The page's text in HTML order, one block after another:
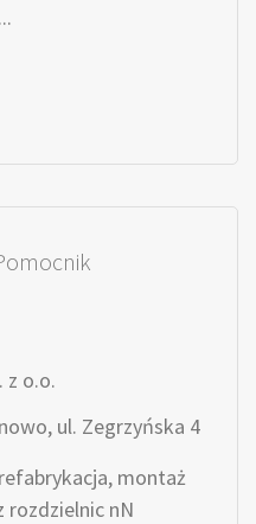
z o.o.
ul. Zegrzyńska 4
montaż
rozdzielnic nN